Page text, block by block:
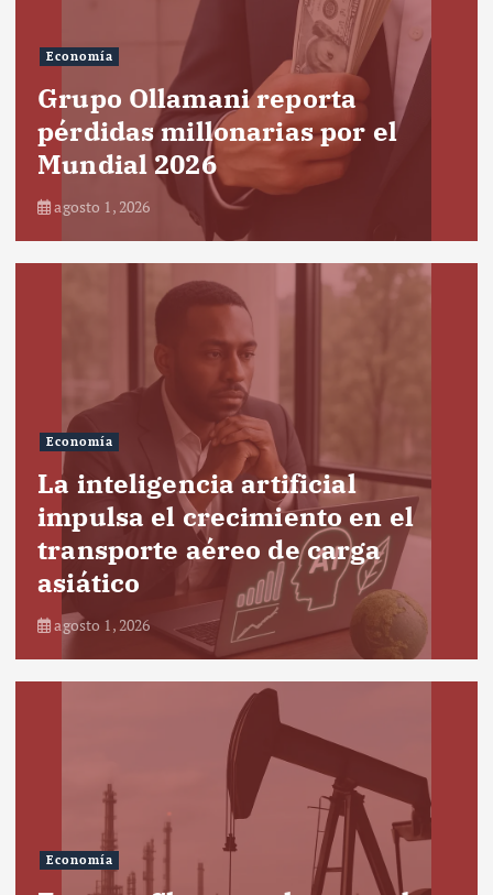
Economía
Grupo Ollamani reporta
pérdidas millonarias por el
Mundial 2026
agosto 1, 2026
Economía
La inteligencia artificial
impulsa el crecimiento en el
transporte aéreo de carga
asiático
agosto 1, 2026
Economía